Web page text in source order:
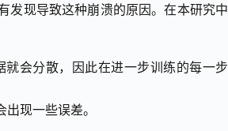
发现导致这种崩溃的原因。在本研究中
会分散，因此在进一步训练的每一步
现一些误差。